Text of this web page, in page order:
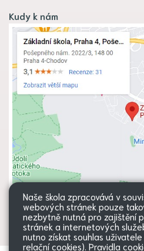
Kudy k nám
Naše škola zpracovává v
webových stránek pouze
nezbytně nutná pro zajištění
stránek a internetových
nutno získat souhlas
relační cookies). Pravidla